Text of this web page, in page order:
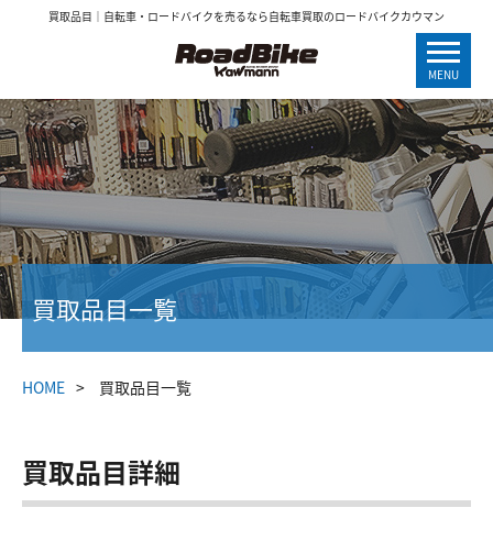
買取品目｜自転車・ロードバイクを売るなら自転車買取のロードバイクカウマン
MENU
買取品目一覧
HOME 買取品目一覧
買取品目詳細